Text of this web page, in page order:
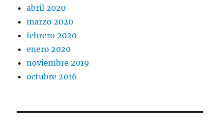
abril 2020
marzo 2020
febrero 2020
enero 2020
noviembre 2019
octubre 2016